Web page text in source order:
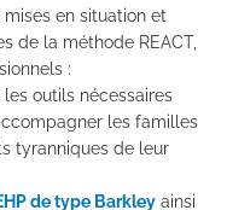
en situation et
de la méthode REACT,
:
outils nécessaires
les familles
tyranniques de leur
de type Barkley ainsi